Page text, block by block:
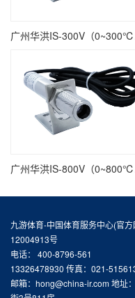
九游体育-中国体育服务中心(官方
12004913号
电话： 400-8796-561
13326478930 传真：021-
邮箱：hong@china-ir.com 地址